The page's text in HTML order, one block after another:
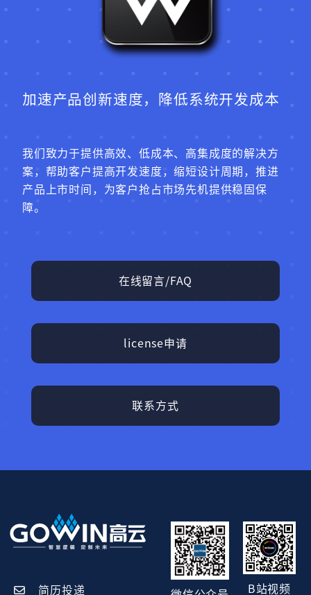
加速产品创新速度，降低系统开发成本
我们致力于提供高效、低成本、高集成度的解决方
案，帮助客户提高开发速度，缩短设计周期，推进
产品上市时间，为客户抢占市场先机提供稳固保
障。
在线留言/FAQ
license申请
联系方式
简历投递 B站视频